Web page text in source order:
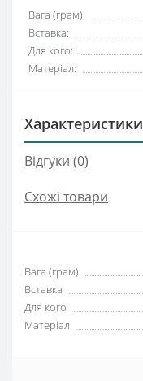
Вага (грам):
Вставка:
Для кого:
Матеріал:
Характеристики
Відгуки (0)
Схожі товари
Вага (грам)
Вставка
Для кого
Матеріал